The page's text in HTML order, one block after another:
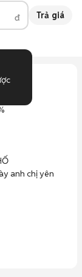
đ Trả giá
anh chị yên
YouTube mượt